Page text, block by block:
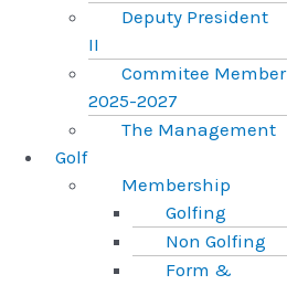
Deputy President
II
Commitee Member
2025-2027
The Management
Golf
Membership
Golfing
Non Golfing
Form &